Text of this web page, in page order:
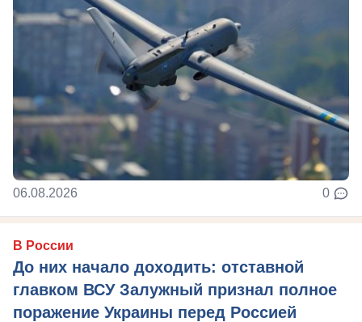
06.08.2026 0
В России
До них начало доходить: отставной
главком ВСУ Залужный признал полное
поражение Украины перед Россией